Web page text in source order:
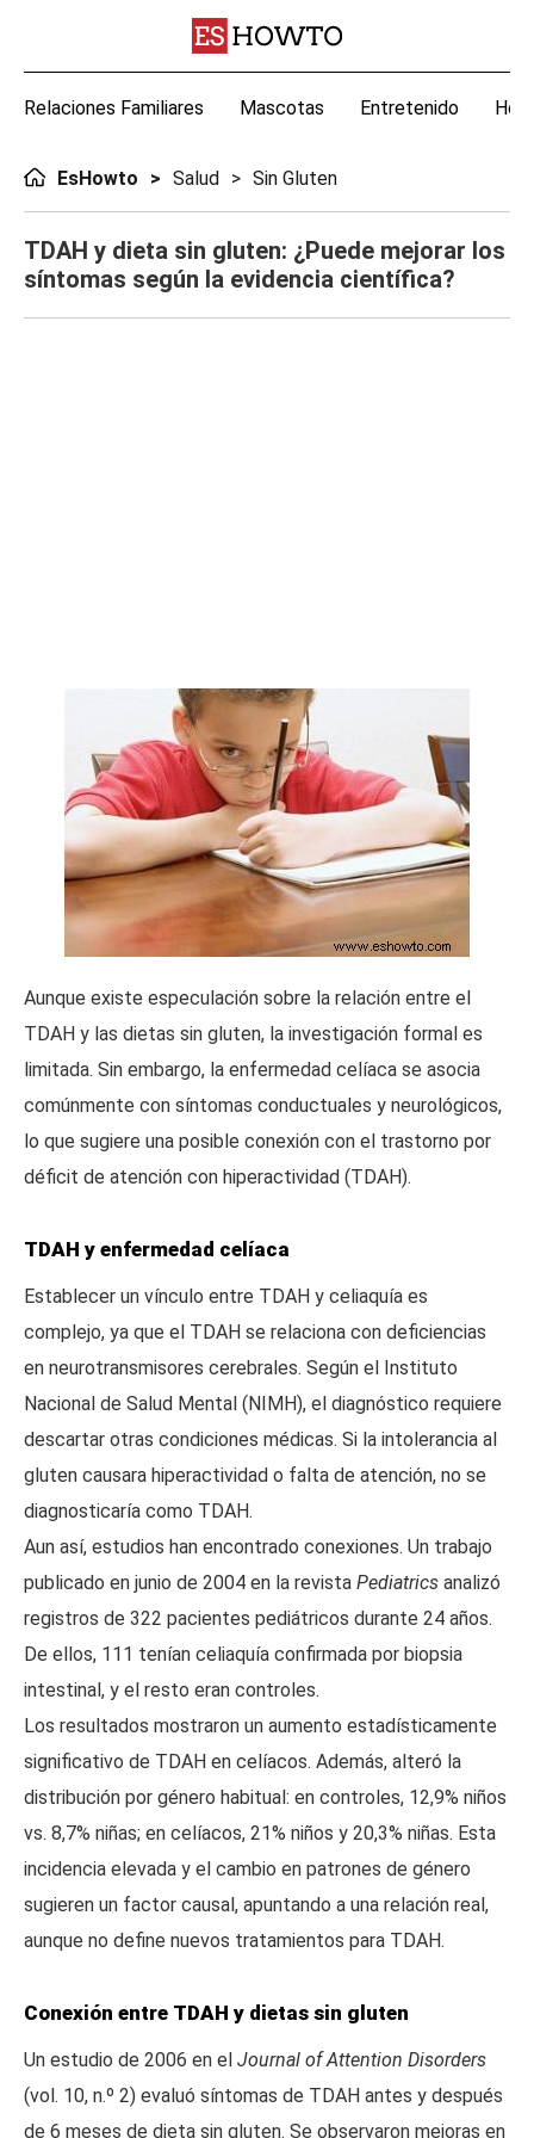
Relaciones Familiares Mascotas Entretenido
EsHowto Salud Sin Gluten
TDAH y dieta sin gluten: ¿Puede mejorar los
síntomas según la evidencia científica?
Aunque existe especulación sobre la relación entre el
TDAH y las dietas sin gluten, la investigación formal es
limitada. Sin embargo, la enfermedad celíaca se asocia
comúnmente con síntomas conductuales y neurológicos,
lo que sugiere una posible conexión con el trastorno por
déficit de atención con hiperactividad (TDAH).
TDAH y enfermedad celíaca
Establecer un vínculo entre TDAH y celiaquía es
complejo, ya que el TDAH se relaciona con deficiencias
en neurotransmisores cerebrales. Según el Instituto
Nacional de Salud Mental (NIMH), el diagnóstico requiere
descartar otras condiciones médicas. Si la intolerancia al
gluten causara hiperactividad o falta de atención, no se
diagnosticaría como TDAH.
Aun así, estudios han encontrado conexiones. Un trabajo
publicado en junio de 2004 en la revista Pediatrics analizó
registros de 322 pacientes pediátricos durante 24 años.
De ellos, 111 tenían celiaquía confirmada por biopsia
intestinal, y el resto eran controles.
Los resultados mostraron un aumento estadísticamente
significativo de TDAH en celíacos. Además, alteró la
distribución por género habitual: en controles, 12,9% niños
vs. 8,7% niñas; en celíacos, 21% niños y 20,3% niñas. Esta
incidencia elevada y el cambio en patrones de género
sugieren un factor causal, apuntando a una relación real,
aunque no define nuevos tratamientos para TDAH.
Conexión entre TDAH y dietas sin gluten
Un estudio de 2006 en el Journal of Attention Disorders
(vol. 10, n.º 2) evaluó síntomas de TDAH antes y después
de 6 meses de dieta sin gluten. Se observaron mejoras en